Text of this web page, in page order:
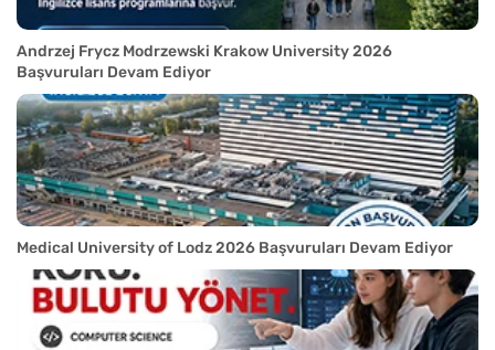
Andrzej Frycz Modrzewski Krakow University 2026
Başvuruları Devam Ediyor
Medical University of Lodz 2026 Başvuruları Devam Ediyor